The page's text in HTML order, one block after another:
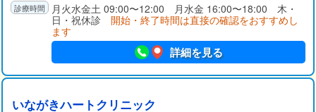
月火水金土 09:00〜12:00 月水金 16:00〜18:00 木・
日・祝休診 開始・終了時間は直接の確認をおすすめし
ます
詳細を見る
いながきハートクリニック